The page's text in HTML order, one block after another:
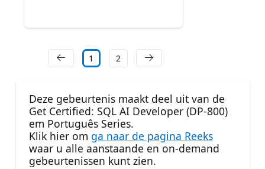
1 2
Deze gebeurtenis maakt deel uit van de
Get Certified: SQL AI Developer (DP-800)
em Português Series.
Klik hier om ga naar de pagina Reeks
waar u alle aanstaande en on-demand
gebeurtenissen kunt zien.